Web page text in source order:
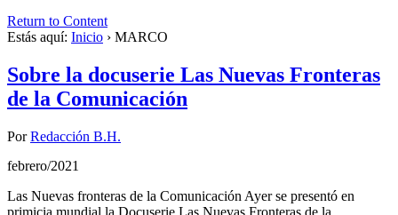
Return to Content
Estás aquí: Inicio › MARCO
Sobre la docuserie Las Nuevas Fronteras
de la Comunicación
PorRedacción B.H.
febrero/2021
Las Nuevas fronteras de la Comunicación Ayer se presentó en